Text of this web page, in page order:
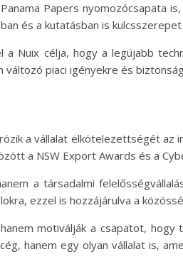
Papers nyomozócsapata
és a kutatásban is
Nuix célja, hogy a legújabb
piaci igényekre és
a vállalat elkötelezettségét az
a NSW Export Awards és a
a társadalmi
ezzel is hozzájárulva a
motiválják a csapatot,
hanem egy olyan vállalat is,